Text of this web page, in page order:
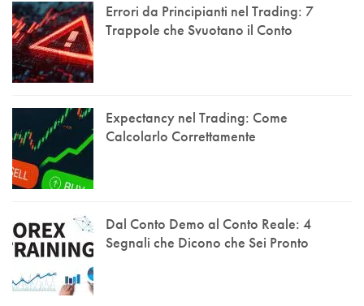
Errori da Principianti nel Trading: 7
Trappole che Svuotano il Conto
Expectancy nel Trading: Come
Calcolarlo Correttamente
Dal Conto Demo al Conto Reale: 4
Segnali che Dicono che Sei Pronto